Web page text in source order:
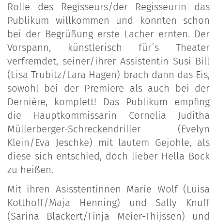
Rolle des Regisseurs/der Regisseurin das
Publikum willkommen und konnten schon
bei der Begrüßung erste Lacher ernten. Der
Vorspann, künstlerisch für´s Theater
verfremdet, seiner/ihrer Assistentin Susi Bill
(Lisa Trubitz/Lara Hagen) brach dann das Eis,
sowohl bei der Premiere als auch bei der
Dernière, komplett! Das Publikum empfing
die Hauptkommissarin Cornelia Juditha
Müllerberger-Schreckendriller (Evelyn
Klein/Eva Jeschke) mit lautem Gejohle, als
diese sich entschied, doch lieber Hella Bock
zu heißen.
Mit ihren Asisstentinnen Marie Wolf (Luisa
Kotthoff/Maja Henning) und Sally Knuff
(Sarina Blackert/Finja Meier-Thijssen) und